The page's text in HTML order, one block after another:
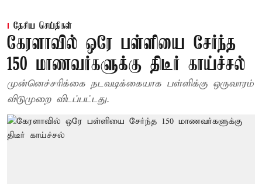
தேசிய செய்திகள்
கேரளாவில் ஒரே பள்ளியை சேர்ந்த
150 மாணவர்களுக்கு திடீர் காய்ச்சல்
முன்னெச்சரிக்கை நடவடிக்கையாக பள்ளிக்கு ஒருவாரம்
விடுமுறை விடப்பட்டது.